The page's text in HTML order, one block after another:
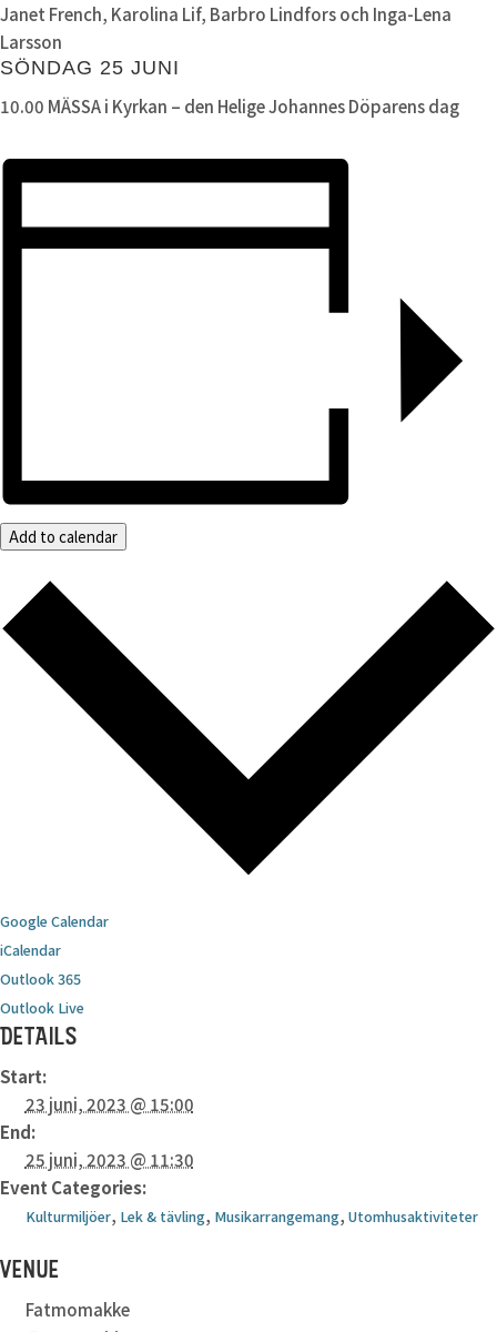
Janet French, Karolina Lif, Barbro Lindfors och Inga-Lena
Larsson
SÖNDAG 25 JUNI
10.00 MÄSSA i Kyrkan – den Helige Johannes Döparens dag
Add to calendar
Google Calendar
iCalendar
Outlook 365
Outlook Live
DETAILS
Start:
23 juni, 2023 @ 15:00
End:
25 juni, 2023 @ 11:30
Event Categories:
Kulturmiljöer, Lek & tävling, Musikarrangemang, Utomhusaktiviteter
VENUE
Fatmomakke